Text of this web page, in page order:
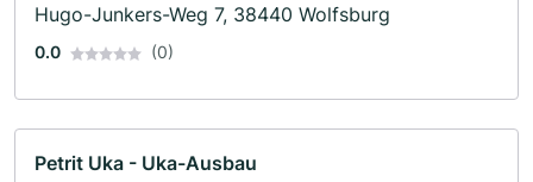
Hugo-Junkers-Weg 7, 38440 Wolfsburg
0.0 (0)
Petrit Uka - Uka-Ausbau